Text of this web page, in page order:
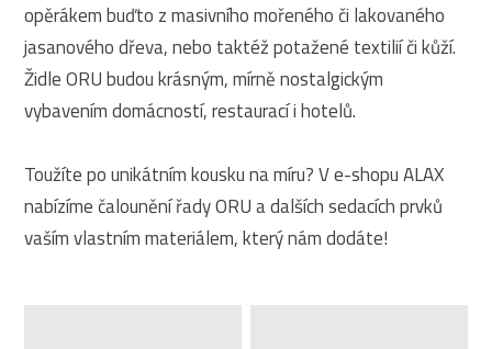
opěrákem buďto z masivního mořeného či lakovaného
jasanového dřeva, nebo taktéž potažené textilií či kůží.
Židle ORU budou krásným, mírně nostalgickým
vybavením domácností, restaurací i hotelů.
Toužíte po unikátním kousku na míru? V e-shopu ALAX
nabízíme čalounění řady ORU a dalších sedacích prvků
vaším vlastním materiálem, který nám dodáte!